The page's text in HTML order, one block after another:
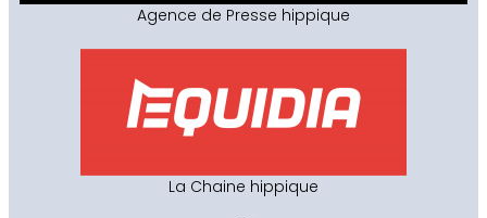
Agence de Presse hippique
La Chaine hippique